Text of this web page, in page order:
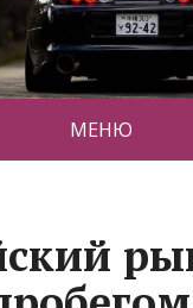
МЕНЮ